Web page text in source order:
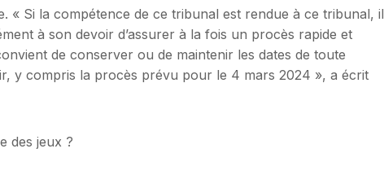
« Si la compétence de ce tribunal est rendue à ce tribunal, il
à son devoir d’assurer à la fois un procès rapide et
de conserver ou de maintenir les dates de toute
y compris la procès prévu pour le 4 mars 2024 », a écrit
des jeux ?